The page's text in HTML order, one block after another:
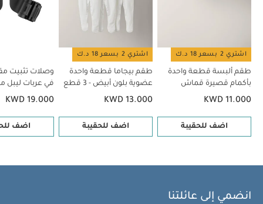
اشتري 2 بسعر 18 د.ك
طقم ألبسة قطعة واحدة
بأكمام قصيرة قماش
عضوي بلون أبيض - 5 قطع
KWD 11.000
اضف للحقيبة
اشتري 2 بسعر 18 د.ك
طقم بيجاما قطعة واحدة
عضوية بلون أبيض - 3 قطع
KWD 13.000
اضف للحقيبة
وصلات تثبيت
في عربات
- أسود
KWD 19.000
اضف
انضمي إلى عائلتنا